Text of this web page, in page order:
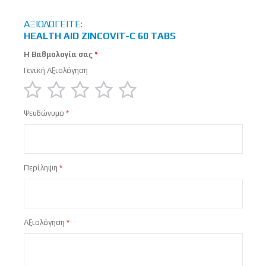
ΑΞΙΟΛΟΓΕΊΤΕ:
HEALTH AID ZINCOVIT-C 60 TABS
Η Βαθμολογία σας
Γενική Αξιολόγηση
star
stars
stars
stars
stars
Ψευδώνυμο
Περίληψη
Αξιολόγηση